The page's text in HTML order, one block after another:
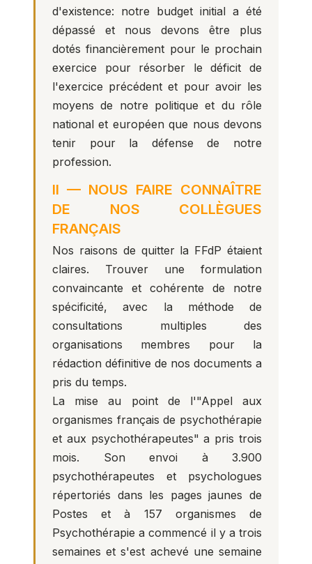
d'existence: notre budget initial a été
dépassé et nous devons être plus
dotés financièrement pour le prochain
exercice pour résorber le déficit de
l'exercice précédent et pour avoir les
moyens de notre politique et du rôle
national et européen que nous devons
tenir pour la défense de notre
profession.
II — NOUS FAIRE CONNAÎTRE
DE NOS COLLÈGUES
FRANÇAIS
Nos raisons de quitter la FFdP étaient
claires. Trouver une formulation
convaincante et cohérente de notre
spécificité, avec la méthode de
consultations multiples des
organisations membres pour la
rédaction définitive de nos documents a
pris du temps.
La mise au point de l'"Appel aux
organismes français de psychothérapie
et aux psychothérapeutes" a pris trois
mois. Son envoi à 3.900
psychothérapeutes et psychologues
répertoriés dans les pages jaunes de
Postes et à 157 organismes de
Psychothérapie a commencé il y a trois
semaines et s'est achevé une semaine